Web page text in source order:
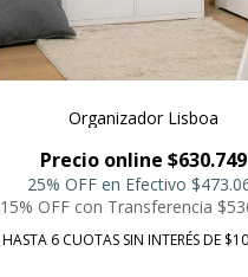
Organizador Lisboa
Precio online $630.749
25% OFF en Efectivo
15% OFF con Transferencia
HASTA 6 CUOTAS SIN INTERÉS DE